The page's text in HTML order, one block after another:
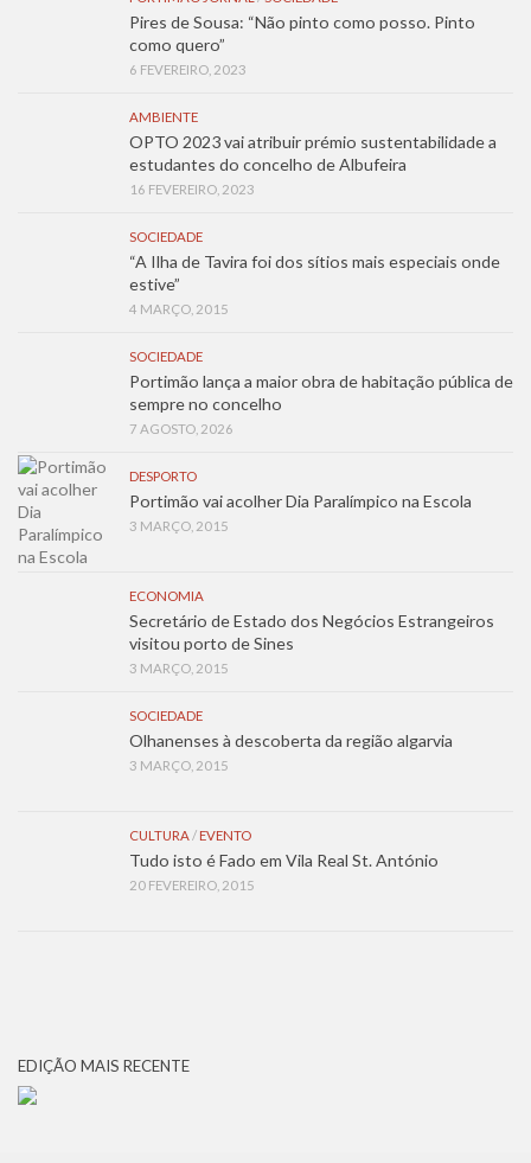
Pires de Sousa: “Não pinto como posso. Pinto
como quero”
6 FEVEREIRO, 2023
AMBIENTE
OPTO 2023 vai atribuir prémio sustentabilidade a
estudantes do concelho de Albufeira
16 FEVEREIRO, 2023
SOCIEDADE
“A Ilha de Tavira foi dos sítios mais especiais onde
estive”
4 MARÇO, 2015
SOCIEDADE
Portimão lança a maior obra de habitação pública de
sempre no concelho
7 AGOSTO, 2026
DESPORTO
Portimão vai acolher Dia Paralímpico na Escola
3 MARÇO, 2015
ECONOMIA
Secretário de Estado dos Negócios Estrangeiros
visitou porto de Sines
3 MARÇO, 2015
SOCIEDADE
Olhanenses à descoberta da região algarvia
3 MARÇO, 2015
CULTURA/ EVENTO
Tudo isto é Fado em Vila Real St. António
20 FEVEREIRO, 2015
EDIÇÃO MAIS RECENTE